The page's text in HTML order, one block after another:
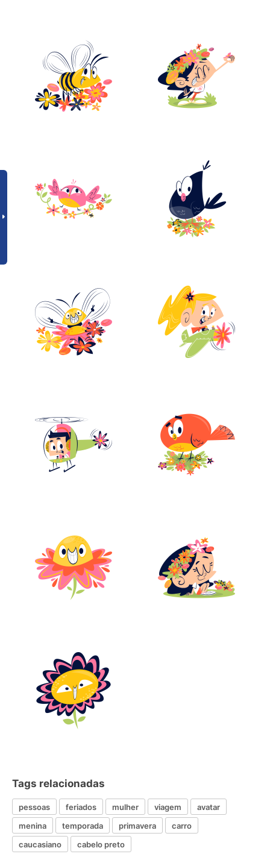
Tags relacionadas
pessoas feriados mulher viagem
avatar
menina
temporada primavera
carro
caucasiano
cabelo preto